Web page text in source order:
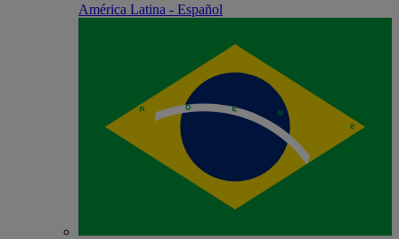
América Latina - Español